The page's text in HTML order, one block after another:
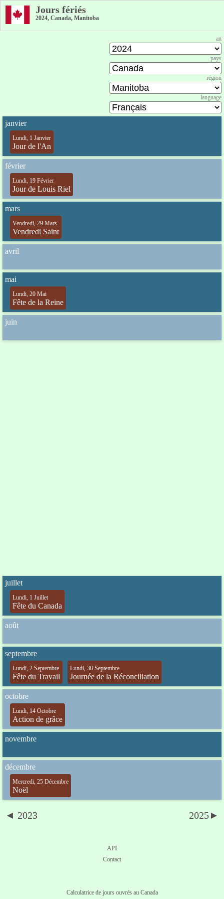
Jours fériés
2024, Canada, Manitoba
an
pays
région
language
janvier
Lundi, 1 Janvier
Jour de l'An
février
Lundi, 19 Février
Jour de Louis Riel
mars
Vendredi, 29 Mars
Vendredi Saint
avril
mai
Lundi, 20 Mai
Fête de la Reine
juin
juillet
Lundi, 1 Juillet
Fête du Canada
août
septembre
Lundi, 2 Septembre
Fête du Travail
Lundi, 30 Septembre
Journée de la Réconciliation
octobre
Lundi, 14 Octobre
Action de grâce
novembre
décembre
Mercredi, 25 Décembre
Noël
◄ 2023 2025►
API
Contact
Calculatrice de jours ouvrés au Canada